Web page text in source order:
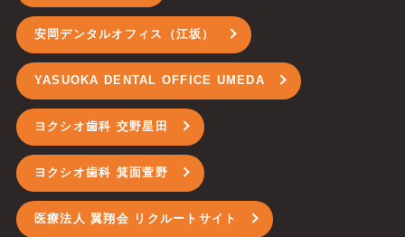
安岡デンタルオフィス（江坂）
YASUOKA DENTAL OFFICE UMEDA
ヨクシオ歯科 交野星田
ヨクシオ歯科 箕面萱野
医療法人 翼翔会 リクルートサイト